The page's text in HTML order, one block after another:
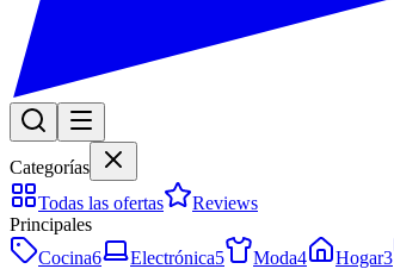
Categorías
Todas las ofertas
Reviews
Principales
Cocina6 Electrónica5 Moda4 Hogar3